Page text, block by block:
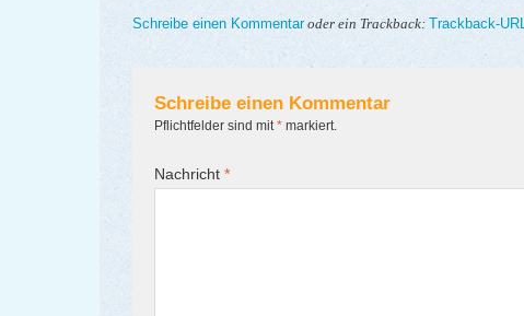
Schreibe einen Kommentaroder ein Trackback: Trackback-URL
Schreibe einen Kommentar
Pflichtfelder sind mit * markiert.
Nachricht *